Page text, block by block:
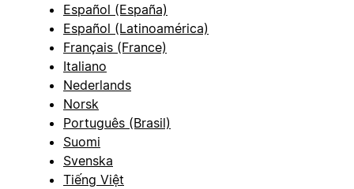
Español (España)
Español (Latinoamérica)
Français (France)
Italiano
Nederlands
Norsk
Português (Brasil)
Suomi
Svenska
Tiếng Việt